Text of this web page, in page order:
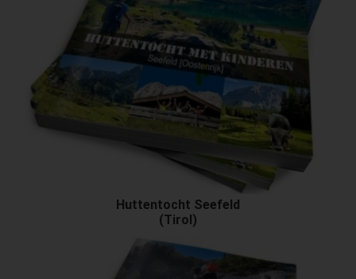
Huttentocht Seefeld
(Tirol)